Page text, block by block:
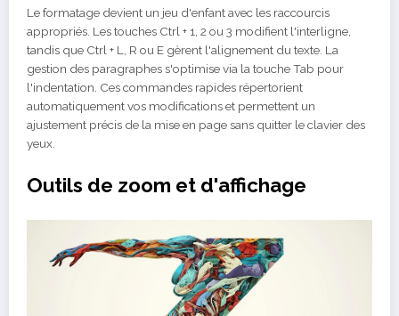
Le formatage devient un jeu d'enfant avec les raccourcis
appropriés. Les touches Ctrl + 1, 2 ou 3 modifient l'interligne,
tandis que Ctrl + L, R ou E gèrent l'alignement du texte. La
gestion des paragraphes s'optimise via la touche Tab pour
l'indentation. Ces commandes rapides répertorient
automatiquement vos modifications et permettent un
ajustement précis de la mise en page sans quitter le clavier des
yeux.
Outils de zoom et d'affichage